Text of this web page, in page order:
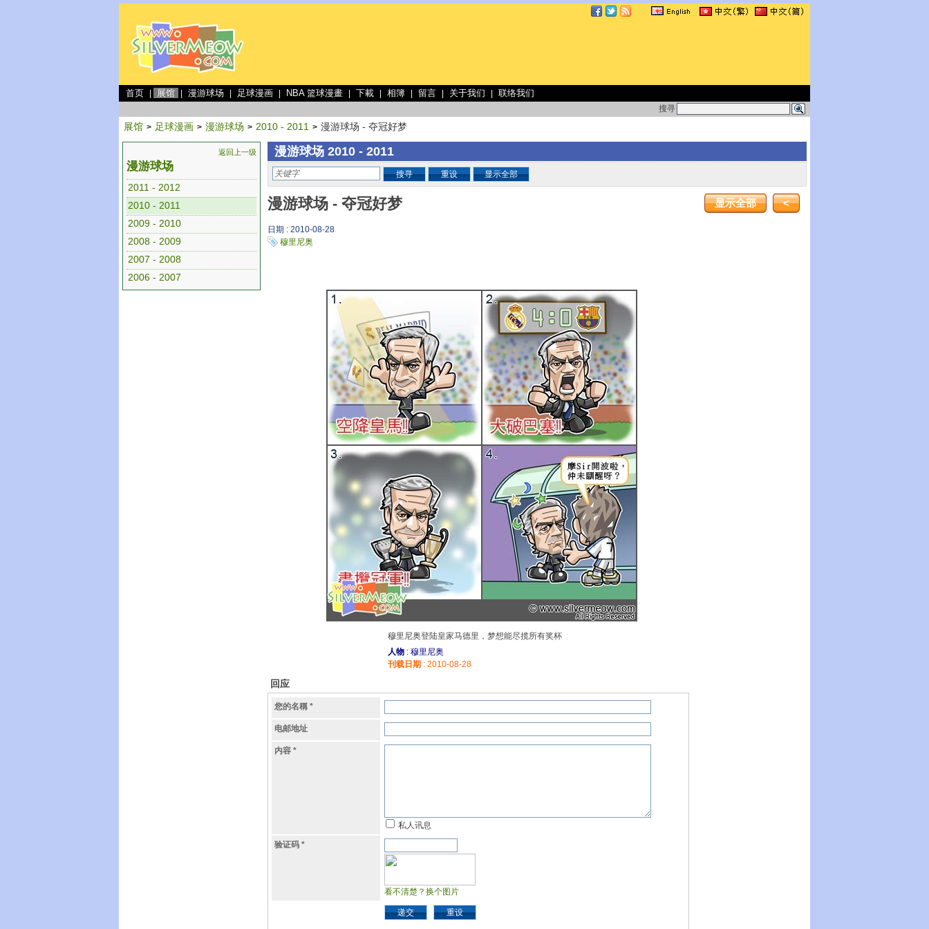
首页 展馆 漫游球场 足球漫画 NBA 篮球漫畫 下載 相簿 留言 关于我们 联络我们
搜寻
展馆 > 足球漫画 > 漫游球场 > 2010 - 2011 > 漫游球场 - 夺冠好梦
返回上一级
漫游球场
2011 - 2012
2010 - 2011
2009 - 2010
2008 - 2009
2007 - 2008
2006 - 2007
漫游球场 2010 - 2011
搜寻 重设 显示全部
漫游球场 - 夺冠好梦 显示全部 <
日期 : 2010-08-28
穆里尼奥
穆里尼奥登陆皇家马德里，梦想能尽揽所有奖杯
人物 : 穆里尼奥
刊载日期 : 2010-08-28
回应
您的名稱 *
电邮地址
内容 *
私人讯息
验证码 *
看不清楚？换个图片
递交 重设